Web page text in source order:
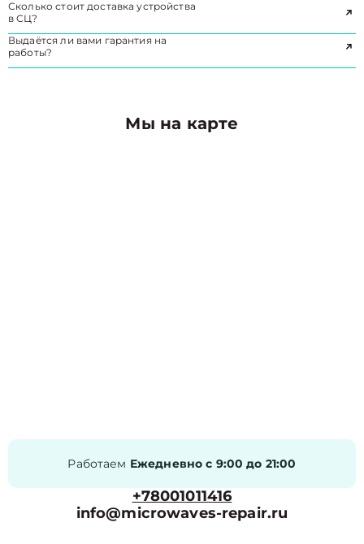
Сколько стоит доставка устройства
в СЦ?
Выдаётся ли вами гарантия на
работы?
Мы на карте
Работаем Ежедневно с 9:00 до 21:00
+78001011416
info@microwaves-repair.ru